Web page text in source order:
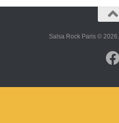
Salsa Rock Paris ©